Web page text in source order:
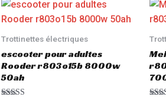
Trottinettes électriques
escooter pour adultes
Rooder r803o15b 8000w
50ah